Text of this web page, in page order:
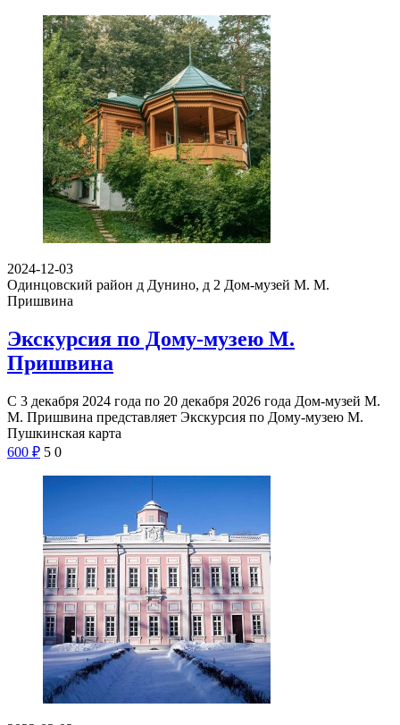
2024-12-03
Одинцовский район д Дунино, д 2 Дом-музей М. М.
Пришвина
Экскурсия по Дому-музею М.
Пришвина
С 3 декабря 2024 года по 20 декабря 2026 года Дом-музей М.
М. Пришвина представляет Экскурсия по Дому-музею М.
Пушкинская карта
600 ₽ 5 0